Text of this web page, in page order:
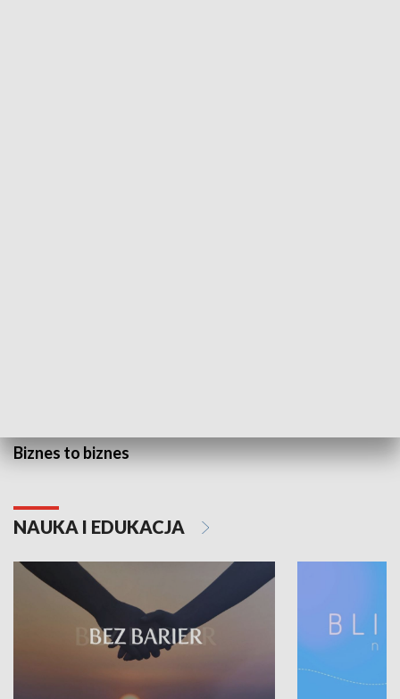
Biznes to biznes
NAUKA I EDUKACJA